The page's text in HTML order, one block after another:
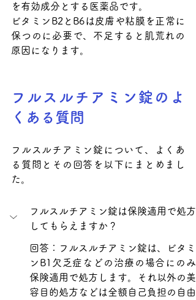
を有効成分とする医薬品です。
ビタミンB2とB6は皮膚や粘膜を正常に
保つのに必要で、不足すると肌荒れの
原因になります。
フルスルチアミン錠のよ
くある質問
フルスルチアミン錠について、よくあ
る質問とその回答を以下にまとめまし
た。
フルスルチアミン錠は保険適用で処方
してもらえますか？
回答：フルスルチアミン錠は、ビタミ
ンB1欠乏症などの治療の場合にのみ
保険適用で処方します。それ以外の美
容目的処方などは全額自己負担の自由